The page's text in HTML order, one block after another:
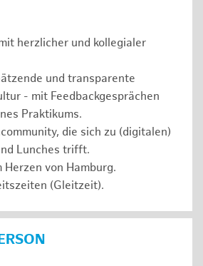
herzlicher und kollegialer
und transparente
- mit Feedbackgesprächen
Praktikums.
die sich zu (digitalen)
Lunches trifft.
von Hamburg.
(Gleitzeit).